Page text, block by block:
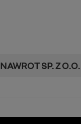
NAWROT SP. Z O.O.